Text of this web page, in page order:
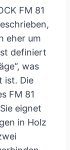
FM 81
eher um
definiert
was
ist. Die
FM 81
eignet
in Holz